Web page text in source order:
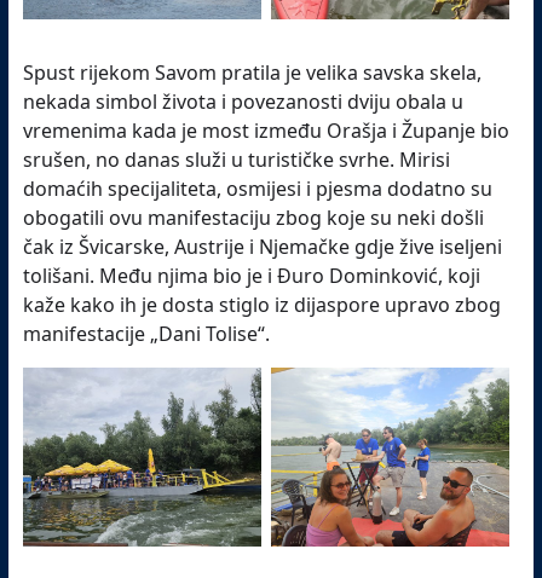
Spust rijekom Savom pratila je velika savska skela,
nekada simbol života i povezanosti dviju obala u
vremenima kada je most između Orašja i Županje bio
srušen, no danas služi u turističke svrhe. Mirisi
domaćih specijaliteta, osmijesi i pjesma dodatno su
obogatili ovu manifestaciju zbog koje su neki došli
čak iz Švicarske, Austrije i Njemačke gdje žive iseljeni
tolišani. Među njima bio je i Đuro Dominković, koji
kaže kako ih je dosta stiglo iz dijaspore upravo zbog
manifestacije „Dani Tolise“.